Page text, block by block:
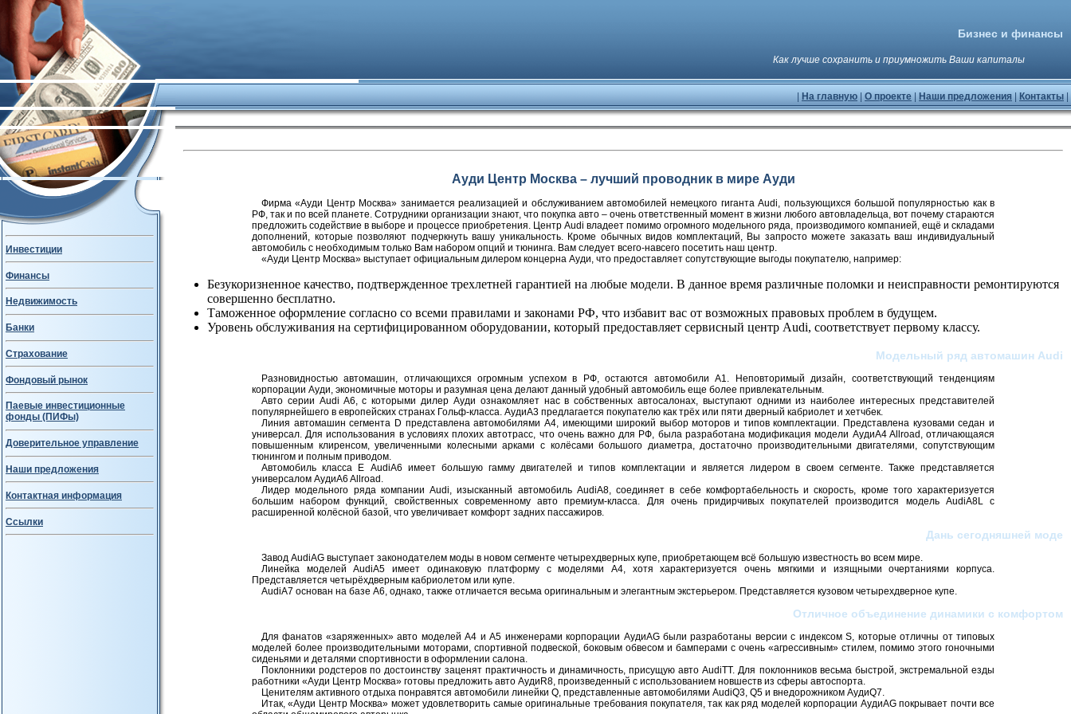
Бизнес и финансы
Как лучше сохранить и приумножить Ваши капиталы
На главную О проекте Наши предложения Контакты
Инвестиции
Финансы
Недвижимость
Банки
Страхование
Фондовый рынок
Паевые инвестиционные
фонды (ПИФы)
Доверительное управление
Наши предложения
Контактная информация
Ссылки
Ауди Центр Москва – лучший проводник в мире Ауди
Фирма «Ауди Центр Москва» занимается реализацией и обслуживанием автомобилей немецкого гиганта Audi, пользующихся большой популярностью как в
РФ, так и по всей планете. Сотрудники организации знают, что покупка авто – очень ответственный момент в жизни любого автовладельца, вот почему стараются
предложить содействие в выборе и процессе приобретения. Центр Audi владеет помимо огромного модельного ряда, производимого компанией, ещё и складами
дополнений, которые позволяют подчеркнуть вашу уникальность. Кроме обычных видов комплектаций, Вы запросто можете заказать ваш индивидуальный
автомобиль с необходимым только Вам набором опций и тюнинга. Вам следует всего-навсего посетить наш центр.
«Ауди Центр Москва» выступает официальным дилером концерна Ауди, что предоставляет сопутствующие выгоды покупателю, например:
Безукоризненное качество, подтвержденное трехлетней гарантией на любые модели. В данное время различные поломки и неисправности ремонтируются
совершенно бесплатно.
Таможенное оформление согласно со всеми правилами и законами РФ, что избавит вас от возможных правовых проблем в будущем.
Уровень обслуживания на сертифицированном оборудовании, который предоставляет сервисный центр Audi, соответствует первому классу.
Модельный ряд автомашин Audi
Разновидностью автомашин, отличающихся огромным успехом в РФ, остаются автомобили А1. Неповторимый дизайн, соответствующий тенденциям
корпорации Ауди, экономичные моторы и разумная цена делают данный удобный автомобиль еще более привлекательным.
Авто серии Audi A6, с которыми дилер Ауди ознакомляет нас в собственных автосалонах, выступают одними из наиболее интересных представителей
популярнейшего в европейских странах Гольф-класса. АудиA3 предлагается покупателю как трёх или пяти дверный кабриолет и хетчбек.
Линия автомашин сегмента D представлена автомобилями А4, имеющими широкий выбор моторов и типов комплектации. Представлена кузовами седан и
универсал. Для использования в условиях плохих автотрасс, что очень важно для РФ, была разработана модификация модели АудиA4 Allroad, отличающаяся
повышенным клиренсом, увеличенными колесными арками с колёсами большого диаметра, достаточно производительными двигателями, сопутствующим
тюнингом и полным приводом.
Автомобиль класса Е AudiA6 имеет большую гамму двигателей и типов комплектации и является лидером в своем сегменте. Также представляется
универсалом АудиA6 Allroad.
Лидер модельного ряда компании Audi, изысканный автомобиль AudiA8, соединяет в себе комфортабельность и скорость, кроме того характеризуется
большим набором функций, свойственных современному авто премиум-класса. Для очень придирчивых покупателей производится модель AudiA8L с
расширенной колёсной базой, что увеличивает комфорт задних пассажиров.
Дань сегодняшней моде
Завод AudiAG выступает законодателем моды в новом сегменте четырехдверных купе, приобретающем всё большую известность во всем мире.
Линейка моделей AudiA5 имеет одинаковую платформу с моделями А4, хотя характеризуется очень мягкими и изящными очертаниями корпуса.
Представляется четырёхдверным кабриолетом или купе.
AudiA7 основан на базе А6, однако, также отличается весьма оригинальным и элегантным экстерьером. Представляется кузовом четырехдверное купе.
Отличное объединение динамики с комфортом
Для фанатов «заряженных» авто моделей А4 и А5 инженерами корпорации АудиAG были разработаны версии с индексом S, которые отличны от типовых
моделей более производительными моторами, спортивной подвеской, боковым обвесом и бамперами с очень «агрессивным» стилем, помимо этого гоночными
сиденьями и деталями спортивности в оформлении салона.
Поклонники родстеров по достоинству заценят практичность и динамичность, присущую авто AudiTT. Для поклонников весьма быстрой, экстремальной езды
работники «Ауди Центр Москва» готовы предложить авто АудиR8, произведенный с использованием новшеств из сферы автоспорта.
Ценителям активного отдыха понравятся автомобили линейки Q, представленные автомобилями AudiQ3, Q5 и внедорожником АудиQ7.
Итак, «Ауди Центр Москва» может удовлетворить самые оригинальные требования покупателя, так как ряд моделей корпорации АудиAG покрывает почти все